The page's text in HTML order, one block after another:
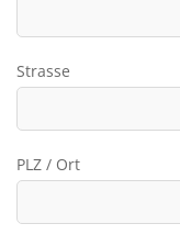
Strasse
PLZ / Ort